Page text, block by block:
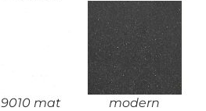
9010 mat
modern